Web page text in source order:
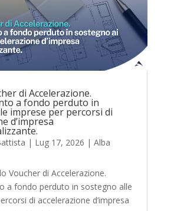
di Accelerazione.
a fondo perduto in
imprese per percorsi di
d’impresa
| Lug 17, 2026 | Alba
Voucher di Accelerazione.
a fondo perduto in sostegno alle
di accelerazione d’impresa